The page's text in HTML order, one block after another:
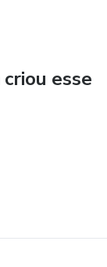
esse